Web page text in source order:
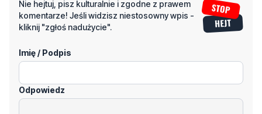
Imię / Podpis
Odpowiedz
Wiadomość